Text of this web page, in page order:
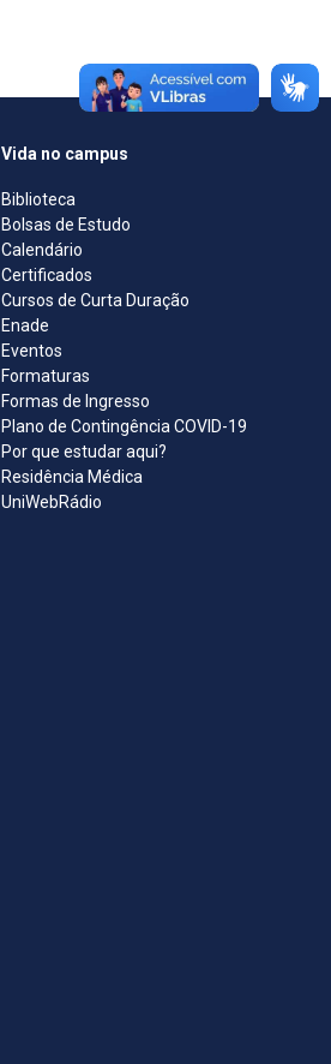
Vida no campus
Biblioteca
Bolsas de Estudo
Calendário
Certificados
Cursos de Curta Duração
Enade
Eventos
Formaturas
Formas de Ingresso
Plano de Contingência COVID-19
Por que estudar aqui?
Residência Médica
UniWebRádio